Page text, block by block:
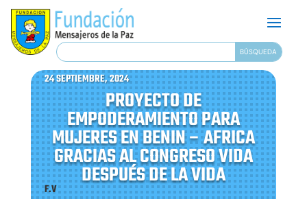
24 SEPTIEMBRE, 2024
PROYECTO DE
EMPODERAMIENTO PARA
MUJERES EN BENIN – AFRICA
GRACIAS AL CONGRESO VIDA
DESPUÉS DE LA VIDA
F.V